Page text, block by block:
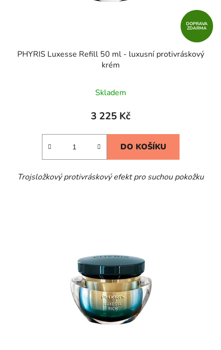
DOPRAVA
ZDARMA
PHYRIS Luxesse Refill 50 ml - luxusní protivráskový
krém
Skladem
3 225 Kč
DO KOŠÍKU
Trojsložkový protivráskový efekt pro suchou pokožku